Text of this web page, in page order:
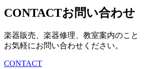
CONTACTお問い合わせ
楽器販売、楽器修理、教室案内のこと
お気軽にお問い合わせください。
CONTACT